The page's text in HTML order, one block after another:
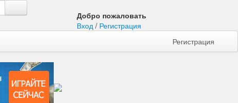
Добро пожаловать
Вход / Регистрация
Регистрация